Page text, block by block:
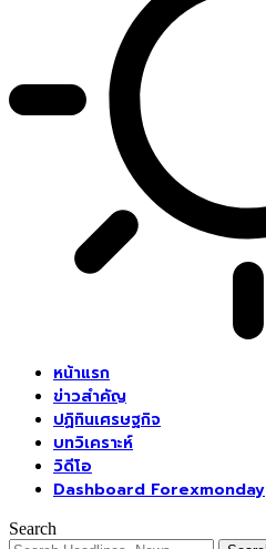
หน้าแรก
ข่าวสำคัญ
ปฏิทินเศรษฐกิจ
บทวิเคราะห์
วิดีโอ
Dashboard Forexmonday
Search